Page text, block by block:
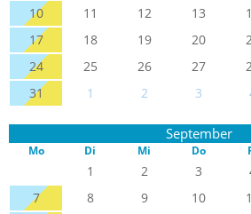
10
11 12 13
17
18 19 20
24
25 26 27
31
1 2 3
September
Mo Di Mi Do
1 2 3
7
8 9 10